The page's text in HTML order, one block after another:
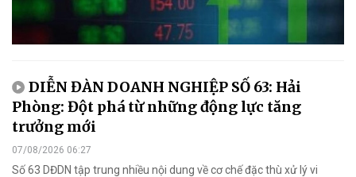
DIỄN ĐÀN DOANH NGHIỆP SỐ 63: Hải
Phòng: Đột phá từ những động lực tăng
trưởng mới
07/08/2026 06:27
Số 63 DĐDN tập trung nhiều nội dung về cơ chế đặc thù xử lý vi